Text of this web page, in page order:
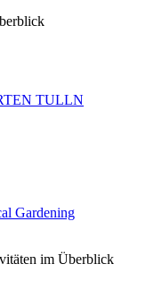
TULLN
Gardening
im Überblick